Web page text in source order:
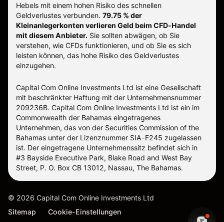
Hebels mit einem hohen Risiko des schnellen
Geldverlustes verbunden. 79.75 % der
Kleinanlegerkonten verlieren Geld beim CFD-Handel
mit diesem Anbieter. Sie sollten abwägen, ob Sie
verstehen, wie CFDs funktionieren, und ob Sie es sich
leisten können, das hohe Risiko des Geldverlustes
einzugehen.
Capital Com Online Investments Ltd ist eine Gesellschaft
mit beschränkter Haftung mit der Unternehmensnummer
209236B. Capital Com Online Investments Ltd ist ein im
Commonwealth der Bahamas eingetragenes
Unternehmen, das von der Securities Commission of the
Bahamas unter der Lizenznummer SIA-F245 zugelassen
ist. Der eingetragene Unternehmenssitz befindet sich in
#3 Bayside Executive Park, Blake Road and West Bay
Street, P. O. Box CB 13012, Nassau, The Bahamas.
© 2026 Capital Com Online Investments Ltd
Sitemap
Cookie-Einstellungen